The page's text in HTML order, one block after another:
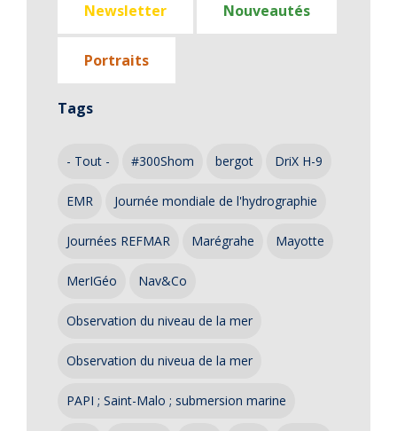
Newsletter Nouveautés
Portraits
Tags
- Tout - #300Shom bergot DriX H-9
EMR Journée mondiale de l'hydrographie
Journées REFMAR Marégrahe Mayotte
MerIGéo Nav&Co
Observation du niveau de la mer
Observation du niveua de la mer
PAPI ; Saint-Malo ; submersion marine